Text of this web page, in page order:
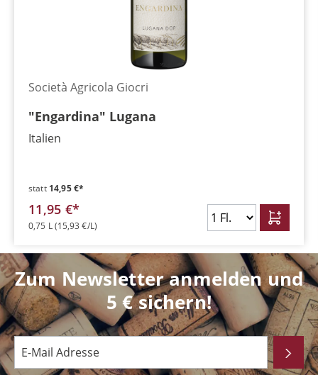
Società Agricola Giocri
"Engardina" Lugana
Italien
statt 14,95 €*
11,95 €*
0,75 L(15,93 €/L)
Zum Newsletter anmelden und
5 € sichern!